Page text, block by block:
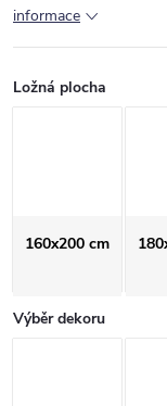
informace
Ložná plocha
160x200 cm
Výběr dekoru